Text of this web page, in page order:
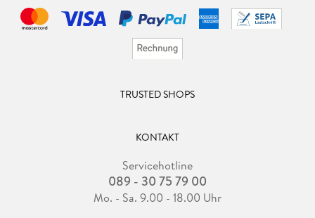
TRUSTED SHOPS
KONTAKT
Servicehotline
089 - 30 75 79 00
Mo. - Sa. 9.00 - 18.00 Uhr